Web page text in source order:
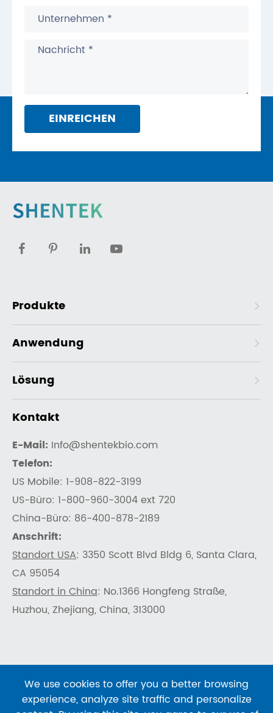
EINREICHEN
Produkte
Anwendung
Lösung
Kontakt
E-Mail: Info@shentekbio.com
Telefon:
US Mobile: 1-908-822-3199
US-Büro: 1-800-960-3004 ext 720
China-Büro: 86-400-878-2189
Anschrift:
Standort USA: 3350 Scott Blvd Bldg 6, Santa Clara,
CA 95054
Standort in China: No.1366 Hongfeng Straße,
Huzhou, Zhejiang, China, 313000
Urheberrecht ©SHENTEKBIOAlle Rechte
vorbehalten.
We use cookies to offer you a better browsing
experience, analyze site traffic and personalize